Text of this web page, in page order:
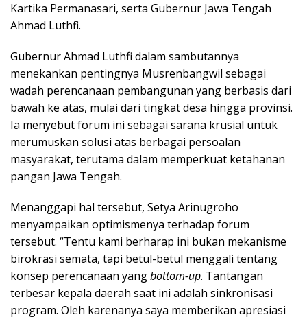
Kartika Permanasari, serta Gubernur Jawa Tengah
Ahmad Luthfi.
Gubernur Ahmad Luthfi dalam sambutannya
menekankan pentingnya Musrenbangwil sebagai
wadah perencanaan pembangunan yang berbasis dari
bawah ke atas, mulai dari tingkat desa hingga provinsi.
Ia menyebut forum ini sebagai sarana krusial untuk
merumuskan solusi atas berbagai persoalan
masyarakat, terutama dalam memperkuat ketahanan
pangan Jawa Tengah.
Menanggapi hal tersebut, Setya Arinugroho
menyampaikan optimismenya terhadap forum
tersebut. “Tentu kami berharap ini bukan mekanisme
birokrasi semata, tapi betul-betul menggali tentang
konsep perencanaan yangbottom-up. Tantangan
terbesar kepala daerah saat ini adalah sinkronisasi
program. Oleh karenanya saya memberikan apresiasi